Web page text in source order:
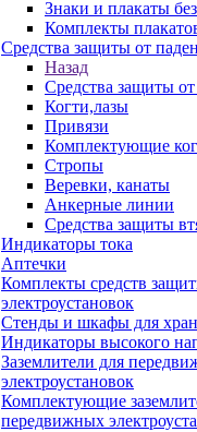
Знаки и плакаты
Комплекты
Средства защиты от
Назад
Средства защиты
Когти,лазы
Привязи
Комплектующие
Стропы
Веревки, канаты
Анкерные линии
Средства защиты
Индикаторы тока
Аптечки
Комплекты средств
электроустановок
Стенды и шкафы для
Индикаторы высокого
Заземлители для
электроустановок
Комплектующие
передвижных